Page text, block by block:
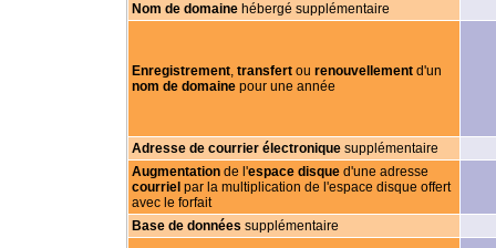
Nom de domainehébergé supplémentaire
Enregistrement, transfertou renouvellementd'un
nom de domainepour une année
Adresse de courrier électroniquesupplémentaire
Augmentationde l'espace disque d'une adresse
courriel par la multiplication de l'espace disque offert
avec le forfait
Base de données supplémentaire